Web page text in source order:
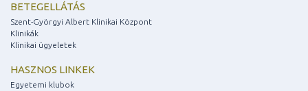
BETEGELLÁTÁS
Szent-Györgyi Albert Klinikai Központ
Klinikák
Klinikai ügyeletek
HASZNOS LINKEK
Egyetemi klubok